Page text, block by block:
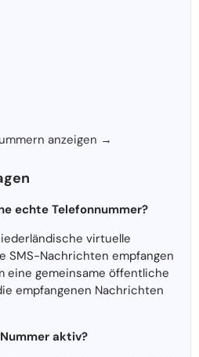
anzeigen →
echte Telefonnummer?
virtuelle
SMS-Nachrichten empfangen
eine gemeinsame öffentliche
empfangenen Nachrichten
aktiv?